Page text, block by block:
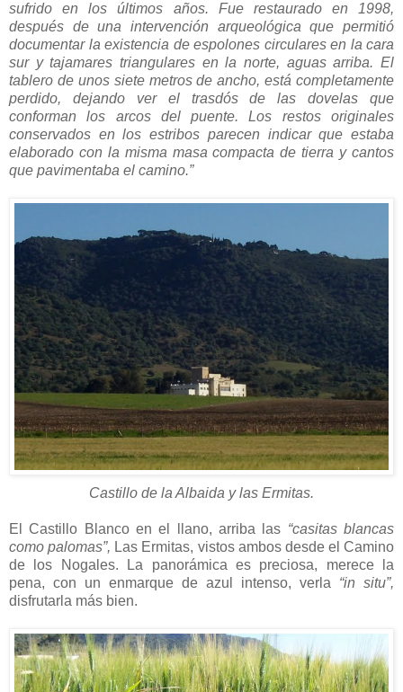
sufrido en los últimos años. Fue restaurado en 1998,
después de una intervención arqueológica que permitió
documentar la existencia de espolones circulares en la cara
sur y tajamares triangulares en la norte, aguas arriba. El
tablero de unos siete metros de ancho, está completamente
perdido, dejando ver el trasdós de las dovelas que
conforman los arcos del puente. Los restos originales
conservados en los estribos parecen indicar que estaba
elaborado con la misma masa compacta de tierra y cantos
que pavimentaba el camino.”
Castillo de la Albaida y las Ermitas.
El Castillo Blanco en el llano, arriba las “casitas blancas
como palomas”, Las Ermitas, vistos ambos desde el Camino
de los Nogales. La panorámica es preciosa, merece la
pena, con un enmarque de azul intenso, verla “in situ”,
disfrutarla más bien.